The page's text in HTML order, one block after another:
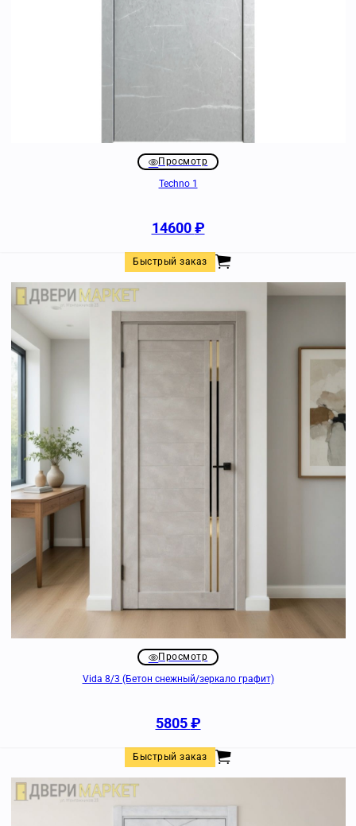
Просмотр
Techno 1
14600₽
Быстрый заказ
Просмотр
Vida 8/3 (Бетон снежный/зеркало графит)
5805₽
Быстрый заказ